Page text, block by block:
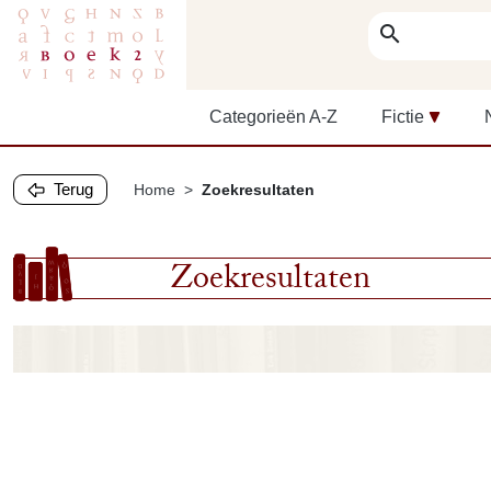
search
Categorieën A-Z Fictie
Terug Home Zoekresultaten
Zoekresultaten